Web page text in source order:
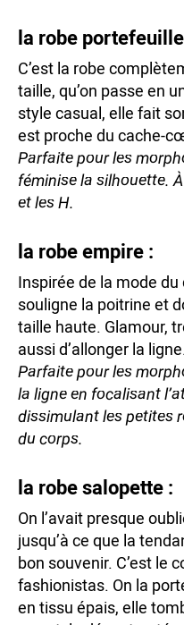
la robe
C’est la robe
taille, qu’on passe en
style casual, elle fait
est proche du cache-
Parfaite pour les
féminise la silhouette.
et les H.
la robe empire :
Inspirée de la mode
souligne la poitrine et
taille haute. Glamour,
aussi d’allonger la
Parfaite pour les
la ligne en focalisant
dissimulant les petites
du corps.
la robe salopette :
On l’avait presque
jusqu’à ce que la
bon souvenir. C’est le
fashionistas. On la
en tissu épais, elle